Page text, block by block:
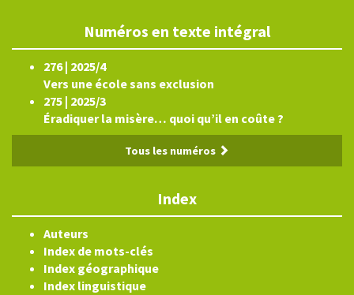
Numéros en texte intégral
276 | 2025/4
Vers une école sans exclusion
275 | 2025/3
Éradiquer la misère… quoi qu’il en coûte ?
Tous les numéros
Index
Auteurs
Index de mots-clés
Index géographique
Index linguistique